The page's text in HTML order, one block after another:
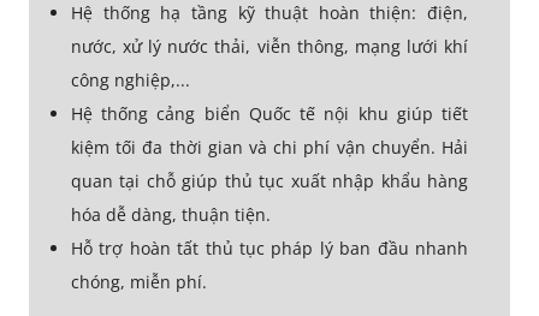
Hệ thống hạ tầng kỹ thuật hoàn thiện: điện,
nước, xử lý nước thải, viễn thông, mạng lưới khí
công nghiệp,...
Hệ thống cảng biển Quốc tế nội khu giúp tiết
kiệm tối đa thời gian và chi phí vận chuyển. Hải
quan tại chỗ giúp thủ tục xuất nhập khẩu hàng
hóa dễ dàng, thuận tiện.
Hỗ trợ hoàn tất thủ tục pháp lý ban đầu nhanh
chóng, miễn phí.